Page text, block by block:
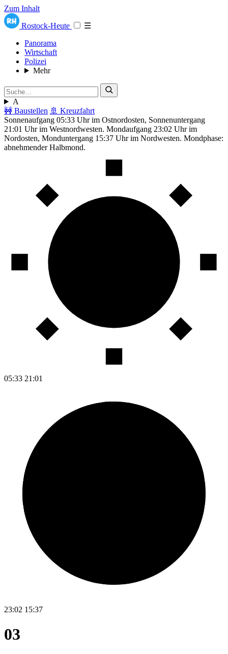
Zum Inhalt
Rostock-Heute
☰
Panorama
Wirtschaft
Polizei
Mehr
A
🚧 Baustellen 🚢 Kreuzfahrt
Sonnenaufgang 05:33 Uhr im Ostnordosten, Sonnenuntergang
21:01 Uhr im Westnordwesten. Mondaufgang 23:02 Uhr im
Nordosten, Monduntergang 15:37 Uhr im Nordwesten. Mondphase:
abnehmender Halbmond.
05:33 21:01
23:02 15:37
03